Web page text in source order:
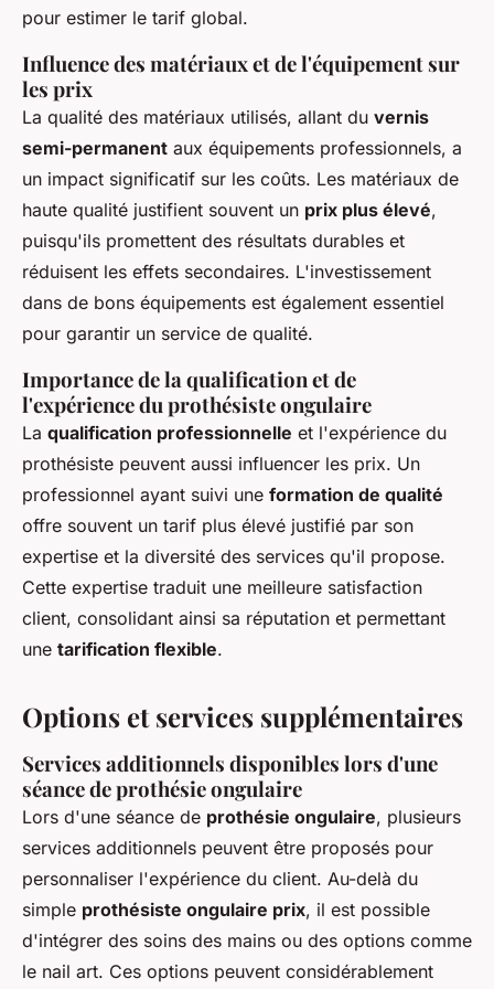
pour estimer le tarif global.
Influence des matériaux et de l'équipement sur
les prix
La qualité des matériaux utilisés, allant du vernis
semi-permanent aux équipements professionnels, a
un impact significatif sur les coûts. Les matériaux de
haute qualité justifient souvent un prix plus élevé,
puisqu'ils promettent des résultats durables et
réduisent les effets secondaires. L'investissement
dans de bons équipements est également essentiel
pour garantir un service de qualité.
Importance de la qualification et de
l'expérience du prothésiste ongulaire
La qualification professionnelle et l'expérience du
prothésiste peuvent aussi influencer les prix. Un
professionnel ayant suivi une formation de qualité
offre souvent un tarif plus élevé justifié par son
expertise et la diversité des services qu'il propose.
Cette expertise traduit une meilleure satisfaction
client, consolidant ainsi sa réputation et permettant
une tarification flexible.
Options et services supplémentaires
Services additionnels disponibles lors d'une
séance de prothésie ongulaire
Lors d'une séance de prothésie ongulaire, plusieurs
services additionnels peuvent être proposés pour
personnaliser l'expérience du client. Au-delà du
simple prothésiste ongulaire prix, il est possible
d'intégrer des soins des mains ou des options comme
le nail art. Ces options peuvent considérablement